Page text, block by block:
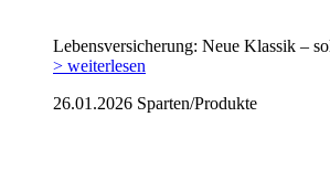
Lebensversicherung: Neue Klassik –
> weiterlesen
26.01.2026 Sparten/Produkte